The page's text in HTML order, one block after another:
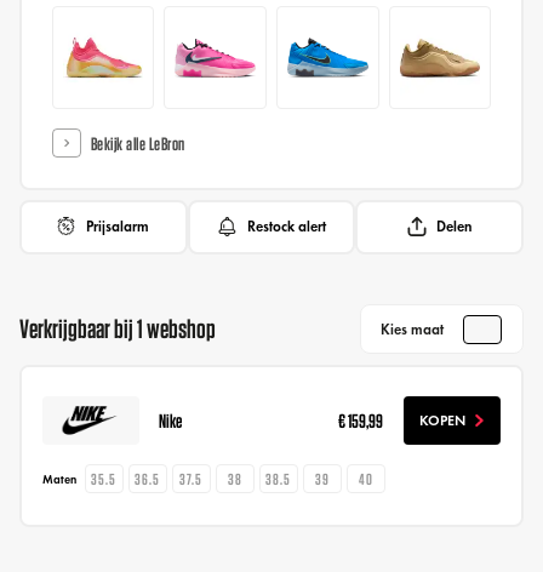
Bekijk alle LeBron
Prijsalarm Restock alert Delen
Verkrijgbaar bij 1 webshop Kies maat
Nike € 159,99 KOPEN
Maten 35.5 36.5 37.5 38 38.5 39 40